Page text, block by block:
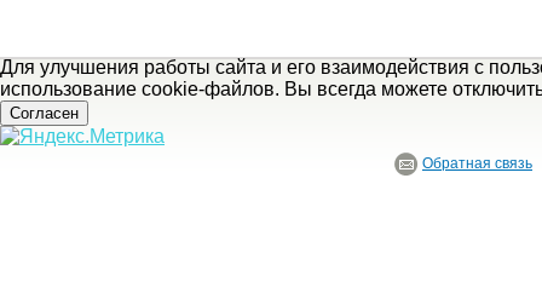
Для улучшения работы сайта и его взаимодействия с
использование cookie-файлов. Вы всегда можете
Согласен
Обратная связь